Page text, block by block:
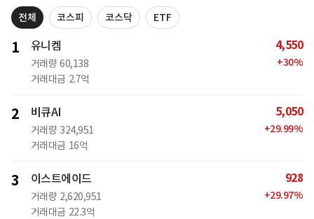
전체 코스피 코스닥 ETF
1 유니켐
거래량 60,138
거래대금 2.7억
4,550
+30%
2 비큐AI
거래량 324,951
거래대금 16억
5,050
+29.99%
3 이스트에이드
거래량 2,620,951
거래대금 22.3억
928
+29.97%